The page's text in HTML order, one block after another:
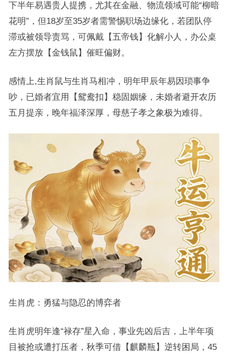
下半年易遇贵人提携，尤其在金融、物流领域可能“柳暗
花明”，但18岁至35岁者需警惕职场边缘化，若团队停
滞或被领导责骂，可佩戴【五帝钱】化解小人，办公桌
左方摆放【金钱鼠】催旺偏财。
感情上,生肖鼠与生肖马相冲，明年甲辰年易因琐事争
吵，已婚者宜用【鸳鸯扣】稳固姻缘，未婚者避开农历
五月提亲，晚年福泽深厚，母慈子孝之象极为难得。
生肖虎：勇猛与隐忍的博弈者
生肖虎明年逢“禄存”星入命，事业先凶后吉，上半年项
目被抢或遭打压者，秋季可借【麒麟瓶】逆转困局，45